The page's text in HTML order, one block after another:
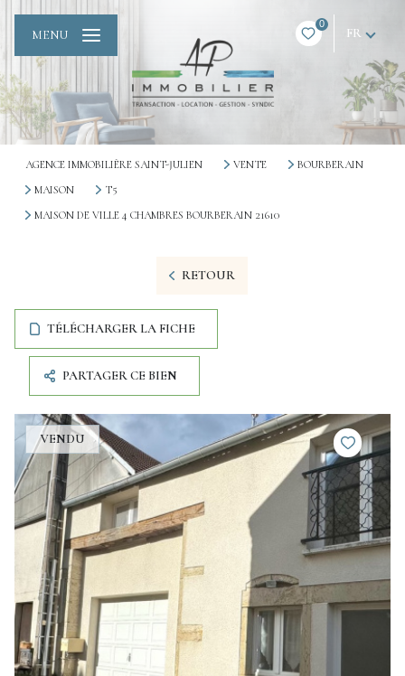
0
FR
MENU
AGENCE IMMOBILIÈRE SAINT-JULIEN VENTE
BOURBERAIN
MAISON
T5
MAISON DE VILLE 4 CHAMBRES BOURBERAIN 21610
RETOUR
TÉLÉCHARGER LA FICHE
PARTAGER CE BIEN
VENDU